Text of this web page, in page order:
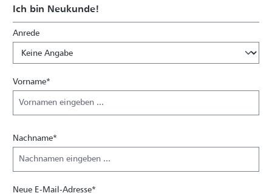
Ich bin Neukunde!
Persönliche Informationen
Anrede
Vorname*
Nachname*
Neue E-Mail-Adresse*